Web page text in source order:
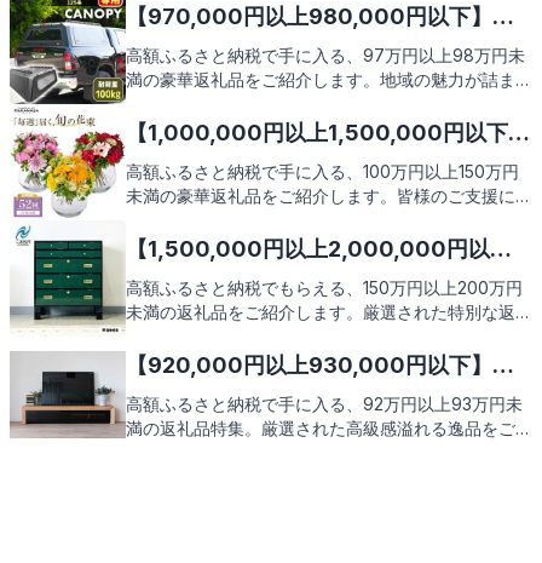
あなたも素敵なふるさとの一員に。次のページで、そ
の価値ある返礼品を見てみましょう。
【970,000円以上980,000円以下】人
気のおすすめふるさと納税返礼品9選
高額ふるさと納税で手に入る、97万円以上98万円未
満の豪華返礼品をご紹介します。地域の魅力が詰まっ
会にぜひご検討ください。次のページで、その価値あ
る返礼品たちを見ていきましょう。
【1,000,000円以上1,500,000円以下】
人気のおすすめふるさと納税返礼品9選
高額ふるさと納税で手に入る、100万円以上150万円
未満の豪華返礼品をご紹介します。皆様のご支援に対
ムたち。これからお伝えする返礼品の数々に、どうぞ
ご期待ください。
【1,500,000円以上2,000,000円以
下】人気のおすすめふるさと納税返礼品9
選
高額ふるさと納税でもらえる、150万円以上200万円
未満の返礼品をご紹介します。厳選された特別な返礼
みませんか。心躍る返礼品の魅力を、これから詳しく
お伝えしていきますので、どうぞご期待ください。
【920,000円以上930,000円以下】人
気のおすすめふるさと納税返礼品9選
高額ふるさと納税で手に入る、92万円以上93万円未
満の返礼品特集。厳選された高級感溢れる逸品をご紹